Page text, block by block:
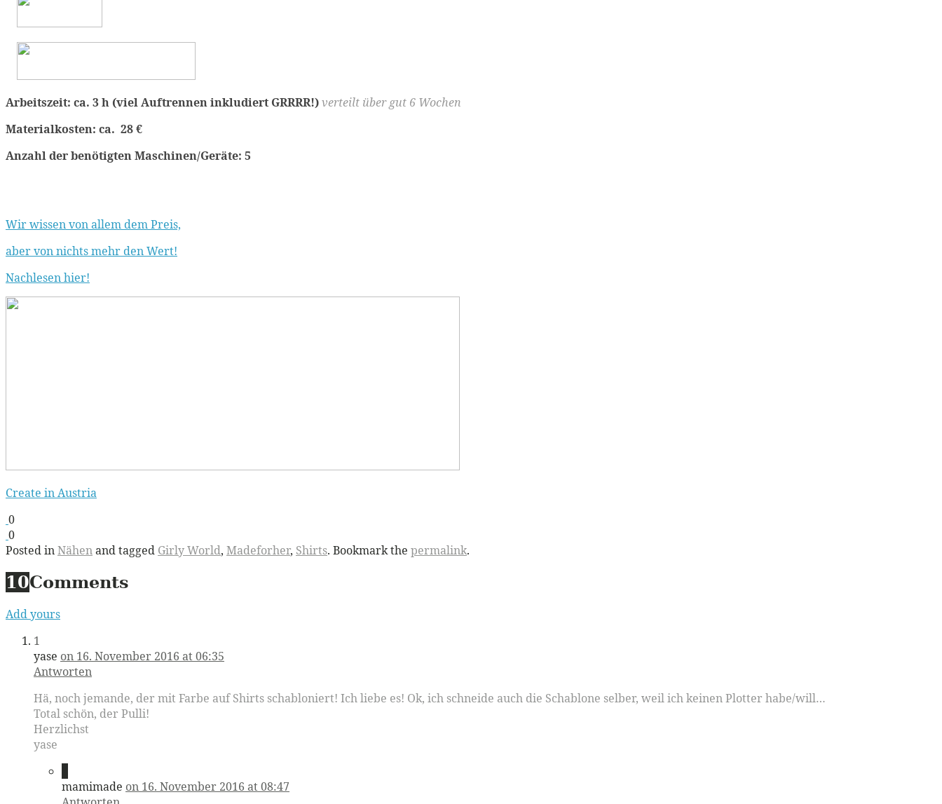
Arbeitszeit: ca. 3 h (viel Auftrennen inkludiert GRRRR!)verteilt über gut 6 Wochen
Materialkosten: ca. 28 €
Anzahl der benötigten Maschinen/Geräte: 5
Wir wissen von allem dem Preis,
aber von nichts mehr den Wert!
Nachlesen hier!
Create in Austria
0
0
Posted inNähenand tagged Girly World, Madeforher, Shirts. Bookmark the permalink.
10Comments
Add yours
1
yase on 16. November 2016 at 06:35
Antworten
Hä, noch jemande, der mit Farbe auf Shirts schabloniert! Ich liebe es! Ok, ich schneide auch die Schablone selber, weil ich keinen Plotter habe/will…
Total schön, der Pulli!
Herzlichst
yase
mamimade on 16. November 2016 at 08:47